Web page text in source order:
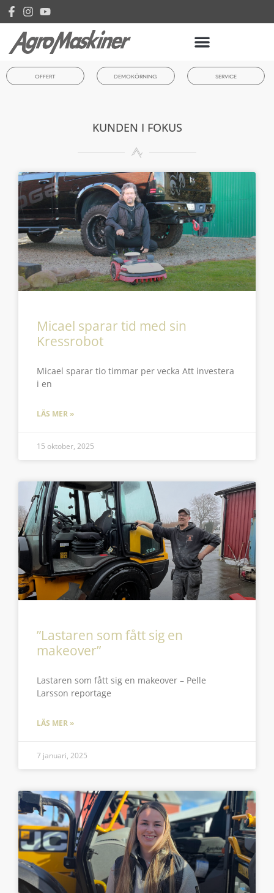
OFFERT DEMOKÖRNING SERVICE
KUNDEN I FOKUS
Micael sparar tid med sin
Kressrobot
Micael sparar tio timmar per vecka Att investera
i en
LÄS MER »
15 oktober, 2025
”Lastaren som fått sig en
makeover”
Lastaren som fått sig en makeover – Pelle
Larsson reportage
LÄS MER »
7 januari, 2025